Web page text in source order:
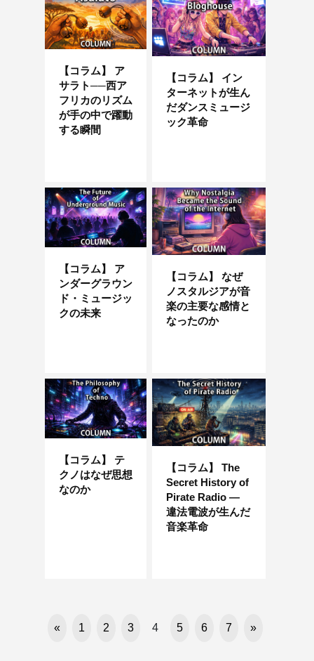
【コラム】 ア
サラト──西ア
フリカのリズム
が手の中で躍動
する瞬間
【コラム】 イン
ターネットが生ん
だダンスミュージ
ック革命
【コラム】 ア
ンダーグラウン
ド・ミュージッ
クの未来
【コラム】 なぜ
ノスタルジアが音
楽の主要な感情と
なったのか
【コラム】 テ
クノはなぜ思想
なのか
【コラム】 The
Secret History of
Pirate Radio —
違法電波が生んだ
音楽革命
« 1 2 3 4 5 6 7 »